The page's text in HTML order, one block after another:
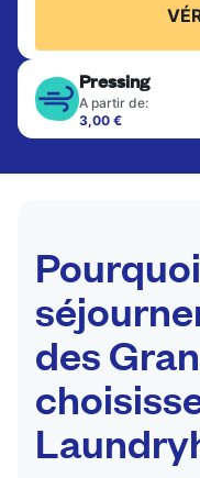
Pressing
A partir de:
3,00 €
Les articles
costumes, les
des